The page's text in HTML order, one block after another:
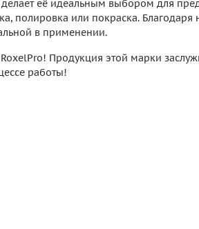
её идеальным выбором для
полировка или покраска.
в применении.
Продукция этой марки
работы!